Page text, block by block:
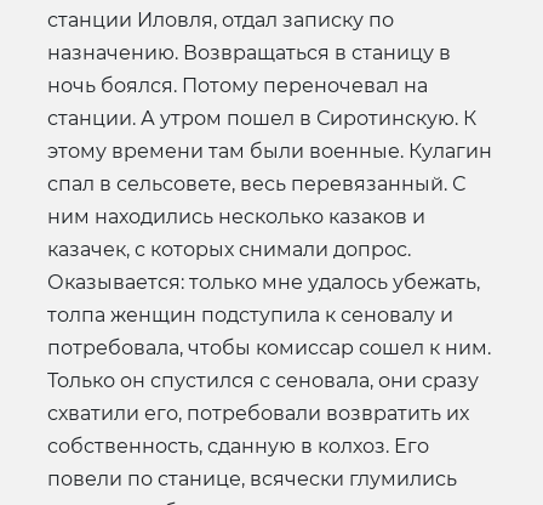
станции Иловля, отдал записку по
назначению. Возвращаться в станицу в
ночь боялся. Потому переночевал на
станции. А утром пошел в Сиротинскую. К
этому времени там были военные. Кулагин
спал в сельсовете, весь перевязанный. С
ним находились несколько казаков и
казачек, с которых снимали допрос.
Оказывается: только мне удалось убежать,
толпа женщин подступила к сеновалу и
потребовала, чтобы комиссар сошел к ним.
Только он спустился с сеновала, они сразу
схватили его, потребовали возвратить их
собственность, сданную в колхоз. Его
повели по станице, всячески глумились